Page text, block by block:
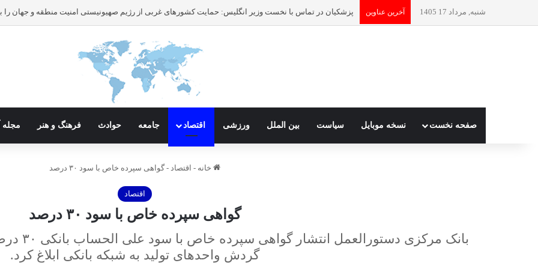
شنبه, مرداد 17 1405 آخرین عناوین
صفحه نخست نسخه موبایل سیاست بین الملل ورزشی اقتصاد جامعه حوادث فرهنگ و هنر مجله
خانه - اقتصاد - گواهی سپرده خاص با سود ۳۰ درصد
اقتصاد
گواهی سپرده خاص با سود ۳۰ درصد
بانک
گردش واحد‌های تولید به شبکه بانکی ابلاغ کرد.